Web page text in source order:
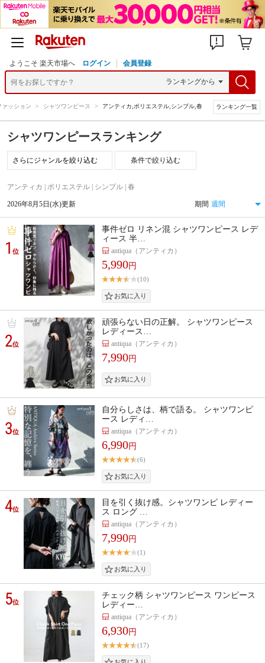
ようこそ 楽天市場へ ログイン 会員登録
ァッション > シャツワンピース > アンティカ,ポリエステル,シンプル,春 ランキング一覧
シャツワンピースランキング
条件で絞り込む
アンティカ | ポリエステル | シンプル | 春
2026年8月5日(水)更新 期間
1位
事件ゼロ リネン混 シャツワンピース レデ
ィース 半…
antiqua（アンティカ）
5,990円
(10)
2位
頑張らない日の正解。 シャツワンピース
レディース…
antiqua（アンティカ）
7,990円
3位
自分らしさは、柄で語る。 シャツワンピ
ース レディ…
antiqua（アンティカ）
6,990円
(6)
4位
目を引く抜け感。シャツワンピ レディー
ス ロング …
antiqua（アンティカ）
7,990円
(1)
5位
チェック柄 シャツワンピース ワンピース
レディー…
antiqua（アンティカ）
6,930円
(17)